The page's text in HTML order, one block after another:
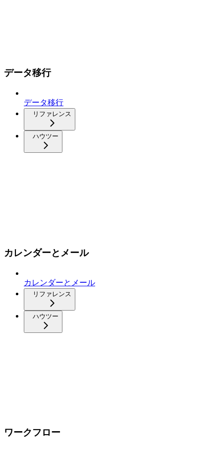
データ移行
データ移行
リファレンス
ハウツー
カレンダーとメール
カレンダーとメール
リファレンス
ハウツー
ワークフロー